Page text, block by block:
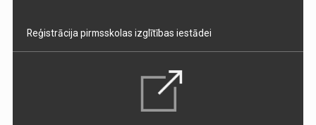
Reģistrācija pirmsskolas izglītības iestādei